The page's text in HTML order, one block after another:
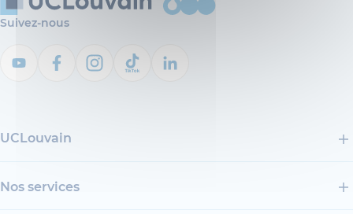
Suivez-nous
UCLouvain
Nos services